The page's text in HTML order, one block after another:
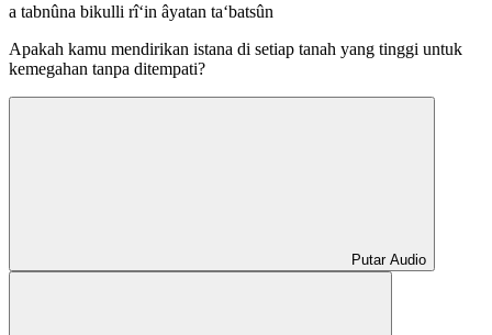
a tabnûna bikulli rî‘in âyatan ta‘batsûn
Apakah kamu mendirikan istana di setiap tanah yang tinggi untuk
kemegahan tanpa ditempati?
Putar Audio